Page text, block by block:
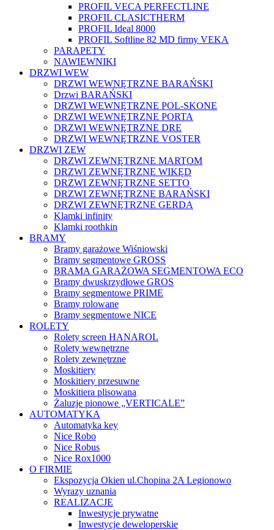
PROFIL VECA PERFECTLINE
PROFIL CLASICTHERM
PROFIL Ideal 8000
PROFIL Softline 82 MD firmy VEKA
PARAPETY
NAWIEWNIKI
DRZWI WEW
DRZWI WEWNĘTRZNE BARAŃSKI
Drzwi BARAŃSKI
DRZWI WEWNĘTRZNE POL-SKONE
DRZWI WEWNĘTRZNE PORTA
DRZWI WEWNĘTRZNE DRE
DRZWI WEWNĘTRZNE VOSTER
DRZWI ZEW
DRZWI ZEWNĘTRZNE MARTOM
DRZWI ZEWNĘTRZNE WIKĘD
DRZWI ZEWNĘTRZNE SETTO
DRZWI ZEWNĘTRZNE BARAŃSKI
DRZWI ZEWNĘTRZNE GERDA
Klamki infinity
Klamki roothkin
BRAMY
Bramy garażowe Wiśniowski
Bramy segmentowe GROSS
BRAMA GARAŻOWA SEGMENTOWA ECO
Bramy dwuskrzydłowe GROS
Bramy segmentowe PRIME
Bramy rolowane
Bramy segmentowe NICE
ROLETY
Rolety screen HANAROL
Rolety wewnętrzne
Rolety zewnętrzne
Moskitiery
Moskitiery przesuwne
Moskitiera plisowana
Żaluzje pionowe „VERTICALE”
AUTOMATYKA
Automatyka key
Nice Robo
Nice Robus
Nice Rox1000
O FIRMIE
Ekspozycja Okien ul.Chopina 2A Legionowo
Wyrazy uznania
REALIZACJE
Inwestycje prywatne
Inwestycje deweloperskie